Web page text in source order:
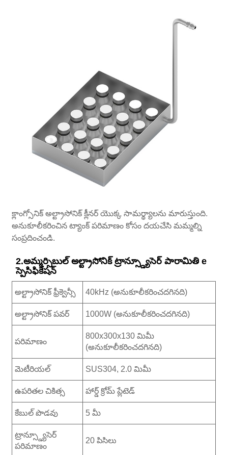
క్లాంగ్సోనిక్ అల్ట్రాసోనిక్ క్లీనర్ యొక్క సామర్థ్యాలను మారుస్తుంది.
అనుకూలీకరించిన ట్యాంక్ పరిమాణం కోసం దయచేసి మమ్మల్ని
సంప్రదించండి.
2.అమ్మర్సిబుల్ అల్ట్రాసోనిక్ ట్రాన్స్డ్యూసెర్ పారామితి e
స్పెసిఫికేషన్
అల్ట్రాసోనిక్ ఫ్రీక్వెన్సీ 40kHz (అనుకూలీకరించదగినది)
అల్ట్రాసోనిక్ పవర్ 1000W (అనుకూలీకరించదగినది)
పరిమాణం
800x300x130 మిమీ
(అనుకూలీకరించదగినది)
మెటీరియల్ SUS304, 2.0 మిమీ
ఉపరితల చికిత్స హార్డ్ క్రోమ్ ప్లేటెడ్
కేబుల్ పొడవు 5 మీ
ట్రాన్స్డ్యూసెర్
పరిమాణం
20 పిసిలు